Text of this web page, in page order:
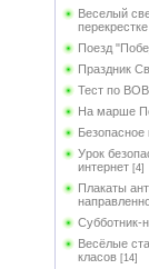
Веселый
Поезд
Праздник
Тест по ВОВ
На марше
Безопасное
Урок
интернет [4]
Плакаты
Субботник-
Весёлые
класов [14]